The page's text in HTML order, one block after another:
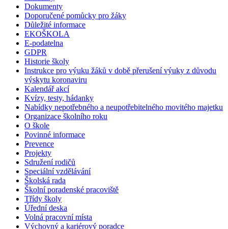
Dokumenty
Doporučené pomůcky pro žáky
Důležité informace
EKOŠKOLA
E-podatelna
GDPR
Historie školy
Instrukce pro výuku žáků v době přerušení výuky z důvodu
výskytu koronaviru
Kalendář akcí
Kvízy, testy, hádanky
Nabídky nepotřebného a neupotřebitelného movitého majetku
Organizace školního roku
O škole
Povinné informace
Prevence
Projekty
Sdružení rodičů
Speciální vzdělávání
Školská rada
Školní poradenské pracoviště
Třídy školy
Úřední deska
Volná pracovní místa
Výchovný a kariérový poradce